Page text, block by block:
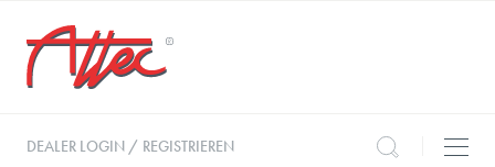
DEALER LOGIN / REGISTRIEREN